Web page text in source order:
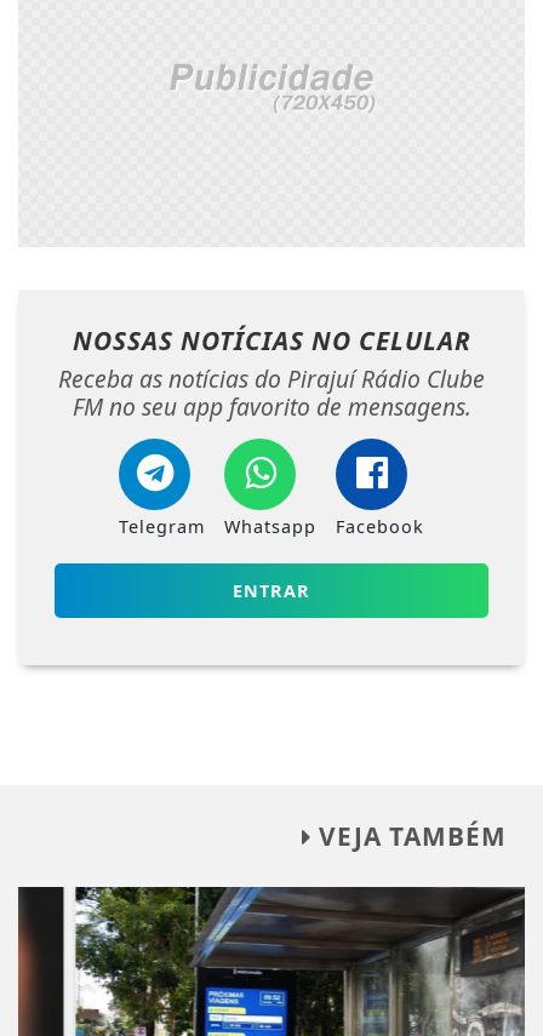
NOSSAS NOTÍCIAS NO CELULAR
Receba as notícias do Pirajuí Rádio Clube
FM no seu app favorito de mensagens.
Telegram Whatsapp Facebook
ENTRAR
VEJA TAMBÉM